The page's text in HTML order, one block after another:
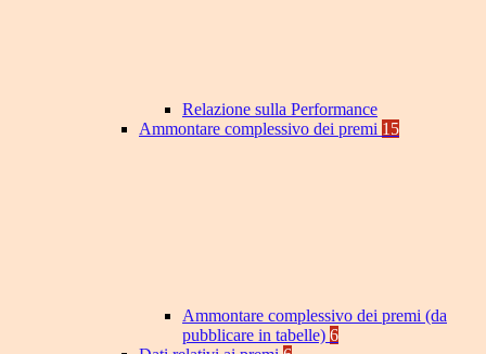
Relazione sulla Performance
Ammontare complessivo dei premi 15
Ammontare complessivo dei premi (da
pubblicare in tabelle) 6